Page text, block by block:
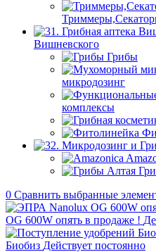
Вишневского
Грибы
микродозинг
комплексы
0 Сравнить выбранные
OG 600W опять в продаже !
Биобиз Действует постоянно